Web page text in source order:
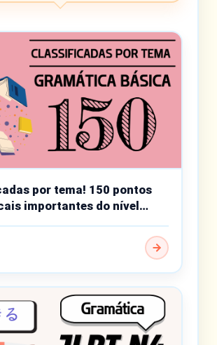
por tema! 150 pontos
importantes do nível